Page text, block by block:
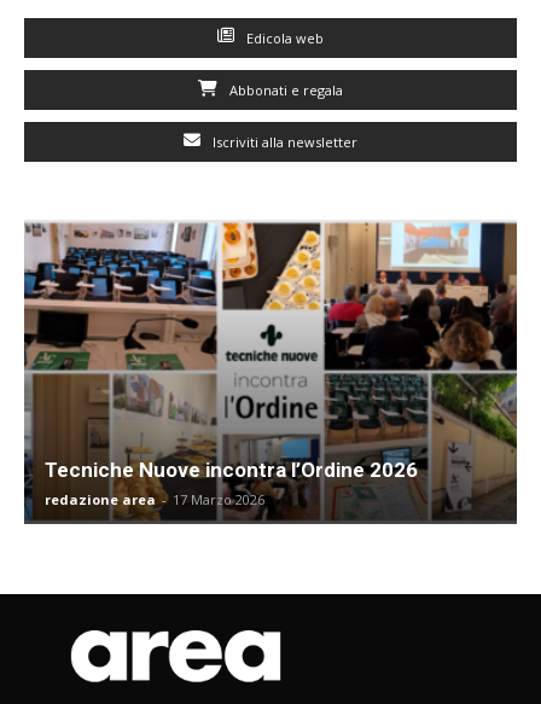
Edicola web
Abbonati e regala
Iscriviti alla newsletter
Tecniche Nuove incontra l’Ordine 2026
redazione area - 17 Marzo 2026